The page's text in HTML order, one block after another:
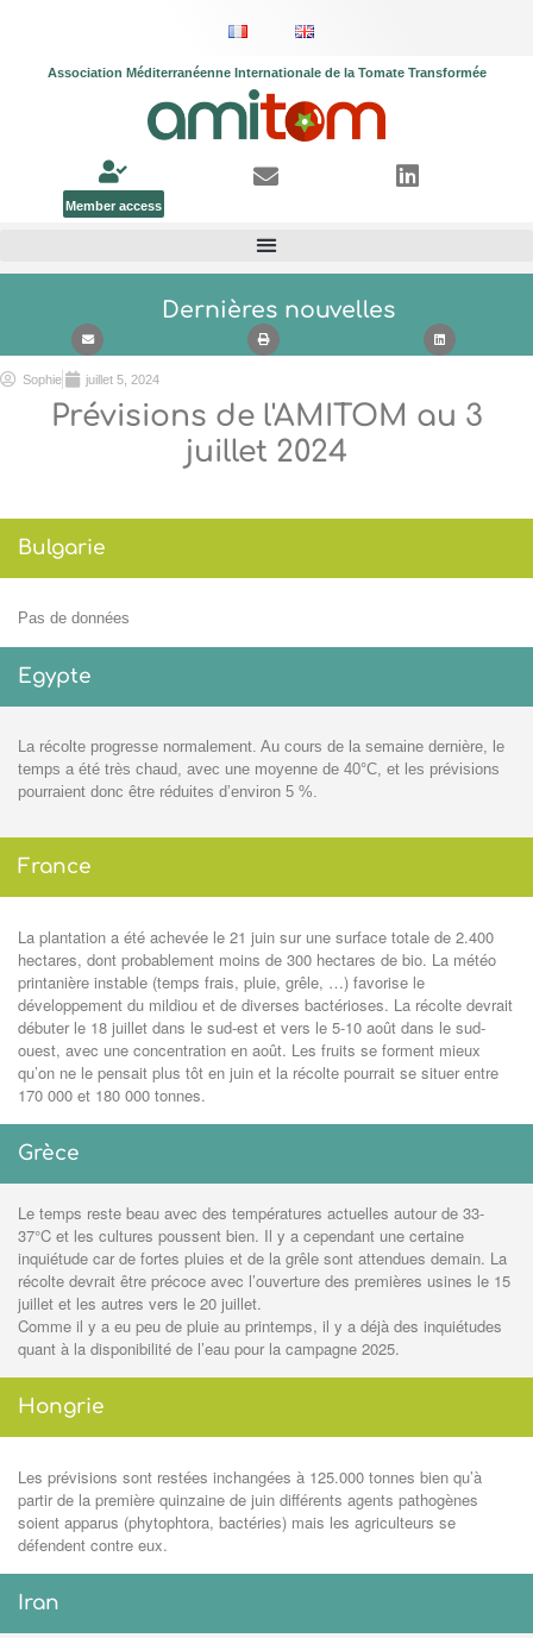
Association Méditerranéenne Internationale de la Tomate Transformée
Member access
Dernières nouvelles
Sophie juillet 5, 2024
Prévisions de l'AMITOM au 3
juillet 2024
Bulgarie
Pas de données
Egypte
La récolte progresse normalement. Au cours de la semaine dernière, le
temps a été très chaud, avec une moyenne de 40°C, et les prévisions
pourraient donc être réduites d’environ 5 %.
France
La plantation a été achevée le 21 juin sur une surface totale de 2.400
hectares, dont probablement moins de 300 hectares de bio. La météo
printanière instable (temps frais, pluie, grêle, …) favorise le
développement du mildiou et de diverses bactérioses. La récolte devrait
débuter le 18 juillet dans le sud-est et vers le 5-10 août dans le sud-
ouest, avec une concentration en août. Les fruits se forment mieux
qu’on ne le pensait plus tôt en juin et la récolte pourrait se situer entre
170 000 et 180 000 tonnes.
Grèce
Le temps reste beau avec des températures actuelles autour de 33-
37°C et les cultures poussent bien. Il y a cependant une certaine
inquiétude car de fortes pluies et de la grêle sont attendues demain. La
récolte devrait être précoce avec l’ouverture des premières usines le 15
juillet et les autres vers le 20 juillet.
Comme il y a eu peu de pluie au printemps, il y a déjà des inquiétudes
quant à la disponibilité de l’eau pour la campagne 2025.
Hongrie
Les prévisions sont restées inchangées à 125.000 tonnes bien qu’à
partir de la première quinzaine de juin différents agents pathogènes
soient apparus (phytophtora, bactéries) mais les agriculteurs se
défendent contre eux.
Iran